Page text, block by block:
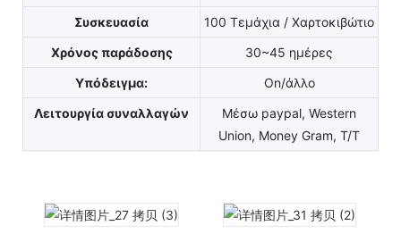
Συσκευασία
100 Τεμάχια / Χαρτοκιβώτιο
Χρόνος παράδοσης
30~45 ημέρες
Υπόδειγμα:
On/άλλο
Λειτουργία συναλλαγών
Μέσω paypal, Western
Union, Money Gram, T/T